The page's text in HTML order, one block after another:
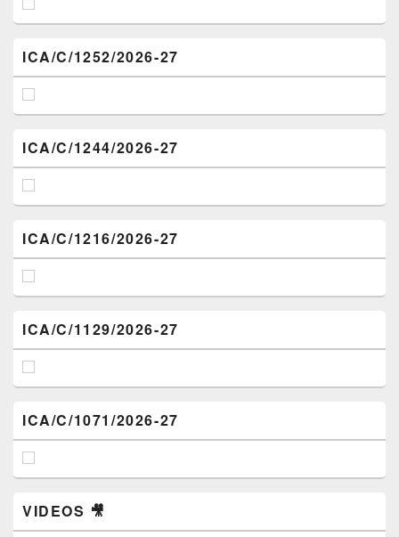
ICA/C/1252/2026-27
ICA/C/1244/2026-27
ICA/C/1216/2026-27
ICA/C/1129/2026-27
ICA/C/1071/2026-27
VIDEOS 🎥